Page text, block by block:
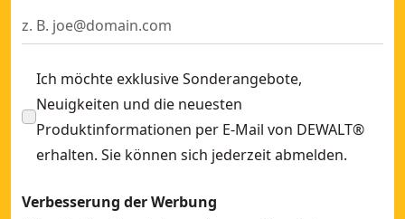
Ich möchte exklusive Sonderangebote,
Neuigkeiten und die neuesten
Produktinformationen per E-Mail von DEWALT®
erhalten. Sie können sich jederzeit abmelden.
Verbesserung der Werbung